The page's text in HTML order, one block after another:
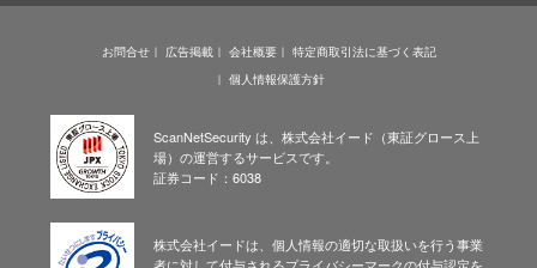
お問合せ 広告掲載 会社概要
特定商取引法に基づく表記
個人情報保護方針
ScanNetSecurity は、株式会社イード（東証グロース上
場）の運営するサービスです。
証券コード：6038
株式会社イードは、個人情報の適切な取扱いを行う事業